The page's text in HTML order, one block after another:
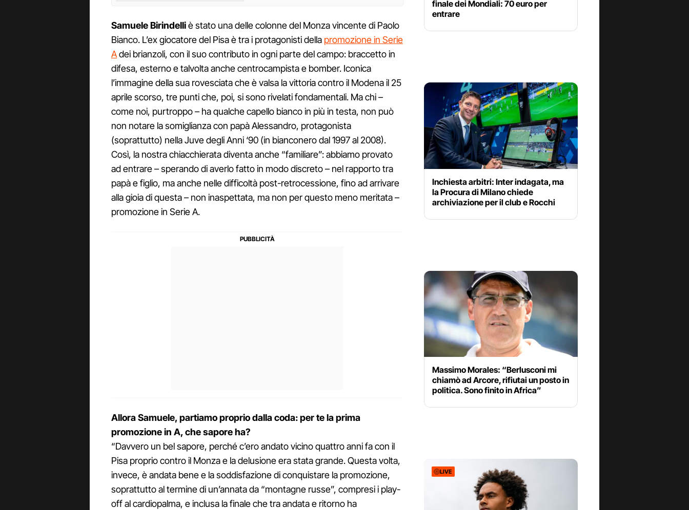
Samuele Birindelliè stato una delle colonne del Monza vincente di Paolo
Bianco. L’ex giocatore del Pisa è tra i protagonisti della promozione in Serie
Adei brianzoli, con il suo contributo in ogni parte del campo: braccetto in
difesa, esterno e talvolta anche centrocampista e bomber. Iconica
l’immagine della sua rovesciata che è valsa la vittoria contro il Modena il 25
aprile scorso, tre punti che, poi, si sono rivelati fondamentali. Ma chi –
come noi, purtroppo – ha qualche capello bianco in più in testa, non può
non notare la somiglianza con papà Alessandro, protagonista
(soprattutto) nella Juve degli Anni ‘90 (in bianconero dal 1997 al 2008).
Così, la nostra chiacchierata diventa anche “familiare”: abbiamo provato
ad entrare – sperando di averlo fatto in modo discreto – nel rapporto tra
papà e figlio, ma anche nelle difficoltà post-retrocessione, fino ad arrivare
alla gioia di questa – non inaspettata, ma non per questo meno meritata –
promozione in Serie A.
Allora Samuele, partiamo proprio dalla coda: per te la prima
promozione in A, che sapore ha?
“Davvero un bel sapore, perché c’ero andato vicino quattro anni fa con il
Pisa proprio contro il Monza e la delusione era stata grande. Questa volta,
invece, è andata bene e la soddisfazione di conquistare la promozione,
soprattutto al termine di un’annata da “montagne russe”, compresi i play-
off al cardiopalma, e inclusa la finale che tra andata e ritorno ha
finale dei Mondiali: 70 euro per
entrare
Inchiesta arbitri: Inter indagata, ma
la Procura di Milano chiede
archiviazione per il club e Rocchi
Massimo Morales: “Berlusconi mi
chiamò ad Arcore, rifiutai un posto in
politica. Sono finito in Africa”
LIVE